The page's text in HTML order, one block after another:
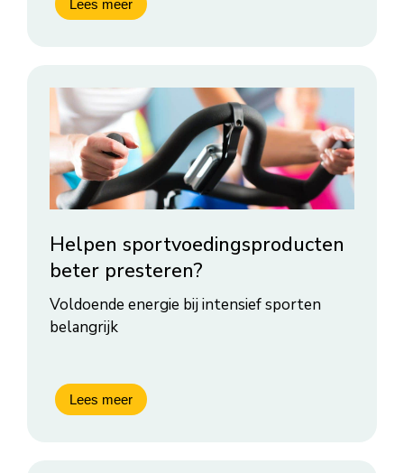
Helpen sportvoedingsproducten
beter presteren?
Voldoende energie bij intensief sporten
belangrijk